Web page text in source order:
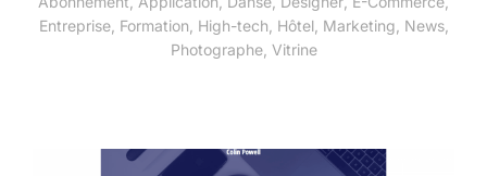
Entreprise, Formation High-tech Hôtel, Marketing News,
Photographe, Vitrine